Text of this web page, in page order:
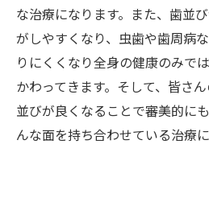
な治療になります。また、歯並
がしやすくなり、虫歯や歯周病
りにくくなり全身の健康のみで
かわってきます。そして、皆さ
並びが良くなることで審美的に
んな面を持ち合わせている治療に